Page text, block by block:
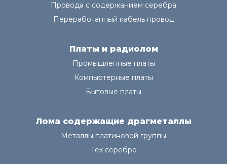
Провода с содержанием серебра
Переработанный кабель провод
Платы и радиолом
Промышленные платы
Компьютерные платы
Бытовые платы
Лома содержащие драгметаллы
Металлы платиновой группы
Тех серебро